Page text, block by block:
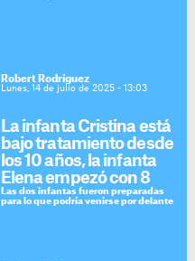
Robert Rodríguez
Lunes, 14 de julio de 2025 - 13:03
La infanta Cristina está
bajo tratamiento desde
los 10 años, la infanta
Elena empezó con 8
Las dos infantas fueron preparadas
para lo que podría venirse por delante